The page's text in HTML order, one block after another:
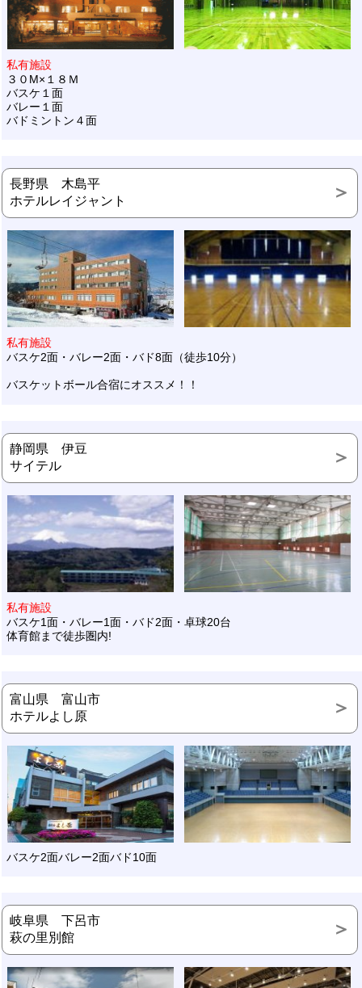
私有施設
３０M×１８Ｍ
バスケ１面
バレー１面
バドミントン４面
長野県 木島平
ホテルレイジャント
私有施設
バスケ2面・バレー2面・バド8面（徒歩10分）
バスケットボール合宿にオススメ！！
静岡県 伊豆
サイテル
私有施設
バスケ1面・バレー1面・バド2面・卓球20台
体育館まで徒歩圏内!
富山県 富山市
ホテルよし原
バスケ2面バレー2面バド10面
岐阜県 下呂市
萩の里別館